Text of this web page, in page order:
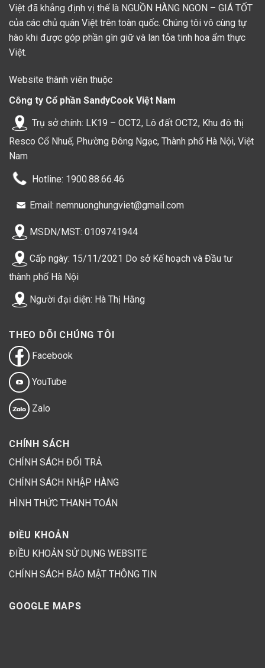
Việt đã khẳng định vị thế là NGUỒN HÀNG NGON – GIÁ TỐT
của các chủ quán Việt trên toàn quốc. Chúng tôi vô cùng tự
hào khi được góp phần gìn giữ và lan tỏa tinh hoa ẩm thực
Việt.
Website thành viên thuộc
Công ty Cổ phần SandyCook Việt Nam
Trụ sở chính: LK19 – OCT2, Lô đất OCT2, Khu đô thị
Resco Cổ Nhuế, Phường Đông Ngạc, Thành phố Hà Nội, Việt
Nam
Hotline: 1900.88.66.46
Email: nemnuonghungviet@gmail.com
MSDN/MST: 0109741944
Cấp ngày: 15/11/2021 Do sở Kế hoạch và Đầu tư
thành phố Hà Nội
Người đại diện: Hà Thị Hằng
THEO DÕI CHÚNG TÔI
Facebook
YouTube
Zalo
CHÍNH SÁCH
CHÍNH SÁCH ĐỔI TRẢ
CHÍNH SÁCH NHẬP HÀNG
HÌNH THỨC THANH TOÁN
ĐIỀU KHOẢN
ĐIỀU KHOẢN SỬ DỤNG WEBSITE
CHÍNH SÁCH BẢO MẬT THÔNG TIN
GOOGLE MAPS